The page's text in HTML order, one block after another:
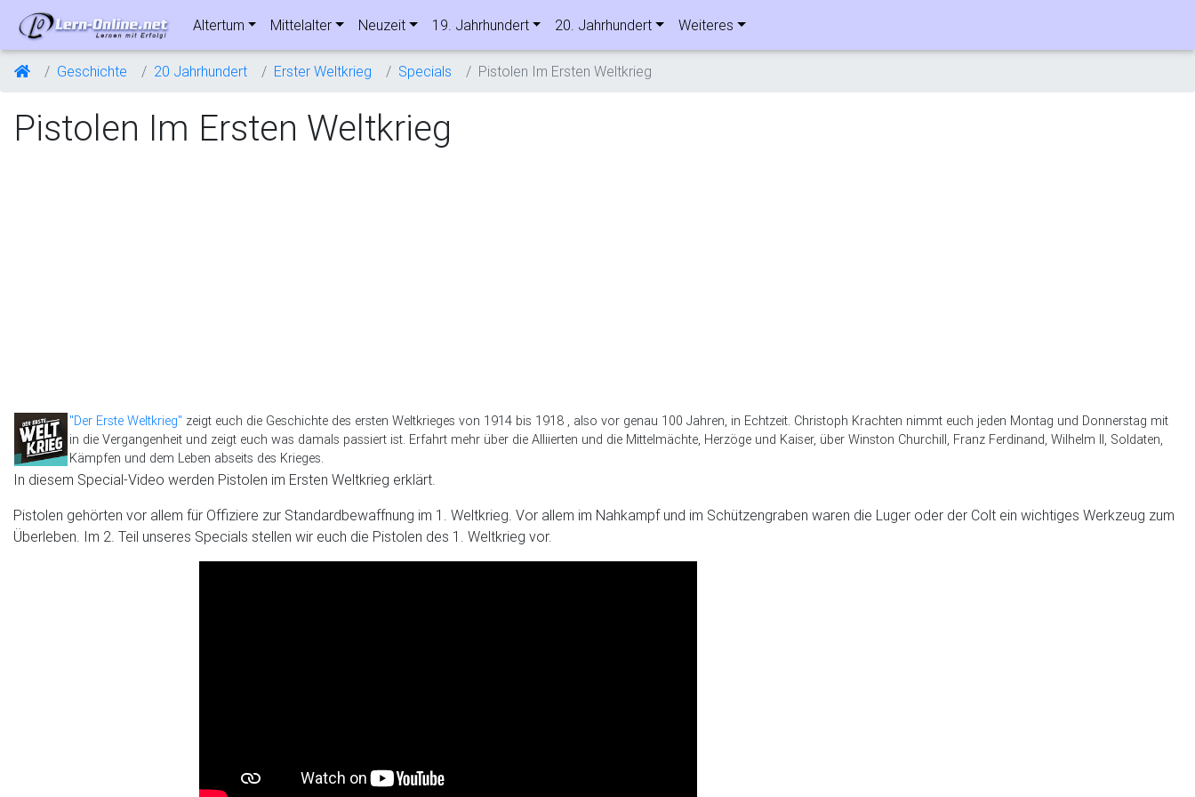
Altertum Mittelalter Neuzeit 19. Jahrhundert 20. Jahrhundert Weiteres
Geschichte 20 Jahrhundert Erster Weltkrieg Specials Pistolen Im Ersten Weltkrieg
Pistolen Im Ersten Weltkrieg
"Der Erste Weltkrieg" zeigt euch die Geschichte des ersten Weltkrieges von 1914 bis 1918 , also vor genau 100 Jahren, in Echtzeit. Christoph Krachten nimmt euch jeden Montag und Donnerstag mit
in die Vergangenheit und zeigt euch was damals passiert ist. Erfahrt mehr über die Alliierten und die Mittelmächte, Herzöge und Kaiser, über Winston Churchill, Franz Ferdinand, Wilhelm II, Soldaten,
Kämpfen und dem Leben abseits des Krieges.
In diesem Special-Video werden Pistolen im Ersten Weltkrieg erklärt.
Pistolen gehörten vor allem für Offiziere zur Standardbewaffnung im 1. Weltkrieg. Vor allem im Nahkampf und im Schützengraben waren die Luger oder der Colt ein wichtiges Werkzeug zum
Überleben. Im 2. Teil unseres Specials stellen wir euch die Pistolen des 1. Weltkrieg vor.